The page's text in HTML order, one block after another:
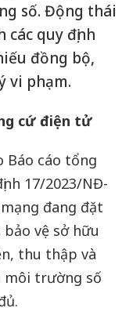
số. Động thái
quy định
đồng bộ,
vi phạm.
cứ điện tử
Báo cáo tổng
17/2023/NĐ-
đang đặt
vệ sở hữu
thu thập và
môi trường số